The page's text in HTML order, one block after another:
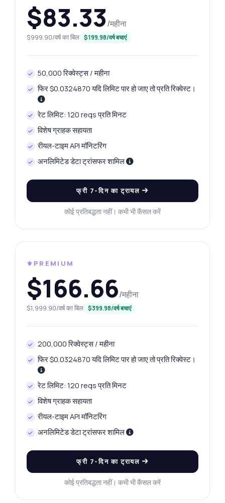
$83.33/महीना
$999.90/वर्ष का बिल $199.98/वर्ष बचाएं
50,000 रिक्वेस्ट्स / महीना
फिर $0.0324870 यदि लिमिट पार हो जाए तो प्रति रिक्वेस्ट।
रेट लिमिट: 120 reqs प्रति मिनट
विशेष ग्राहक सहायता
रीयल-टाइम API मॉनिटरिंग
अनलिमिटेड डेटा ट्रांसफर शामिल
फ्री 7-दिन का ट्रायल
कोई प्रतिबद्धता नहीं। कभी भी कैंसल करें
⚜️PREMIUM
$166.66/महीना
$1,999.90/वर्ष का बिल $399.98/वर्ष बचाएं
200,000 रिक्वेस्ट्स / महीना
फिर $0.0324870 यदि लिमिट पार हो जाए तो प्रति रिक्वेस्ट।
रेट लिमिट: 120 reqs प्रति मिनट
विशेष ग्राहक सहायता
रीयल-टाइम API मॉनिटरिंग
अनलिमिटेड डेटा ट्रांसफर शामिल
फ्री 7-दिन का ट्रायल
कोई प्रतिबद्धता नहीं। कभी भी कैंसल करें